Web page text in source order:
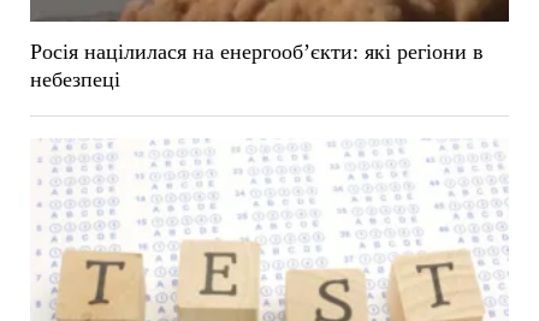
Росія націлилася на енергооб’єкти: які регіони в
небезпеці